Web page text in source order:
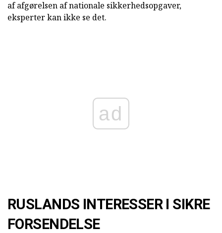
af afgørelsen af nationale sikkerhedsopgaver,
eksperter kan ikke se det.
ad
RUSLANDS INTERESSER I SIKRE
FORSENDELSE